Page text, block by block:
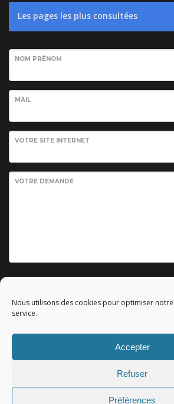
Nous utilisons des cookies pour optimiser
service.
Accepter
Refuser
Préférences
Les pages les plus consultées
NOM PRÉNOM
MAIL
VOTRE SITE INTERNET
VOTRE DEMANDE
Mentions légales|All rights